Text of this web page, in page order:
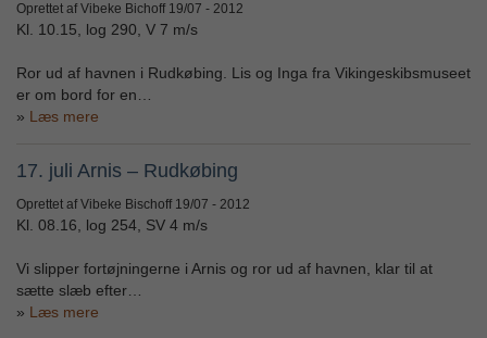
Oprettet af Vibeke Bichoff 19/07 - 2012
Kl. 10.15, log 290, V 7 m/s
Ror ud af havnen i Rudkøbing. Lis og Inga fra Vikingeskibsmuseet
er om bord for en…
Læs mere
17. juli Arnis – Rudkøbing
Oprettet af Vibeke Bischoff 19/07 - 2012
Kl. 08.16, log 254, SV 4 m/s
Vi slipper fortøjningerne i Arnis og ror ud af havnen, klar til at
sætte slæb efter…
Læs mere